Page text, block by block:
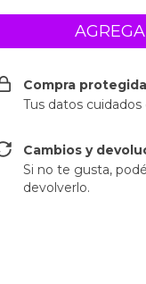
Compra protegida
Tus datos
Cambios y
Si no te gusta,
devolverlo.